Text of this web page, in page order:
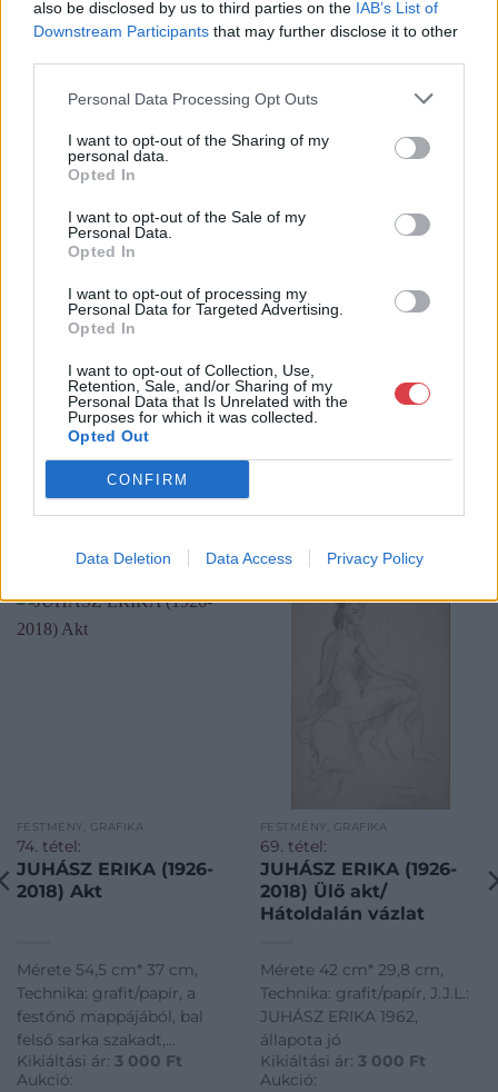
also be disclosed by us to third parties on the IAB’s List of
Downstream Participants that may further disclose it to other
Personal Data Processing Opt Outs
I want to opt-out of the Sharing of my
personal data.
Opted In
I want to opt-out of the Sale of my
Personal Data.
Opted In
I want to opt-out of processing my
Personal Data for Targeted Advertising.
Opted In
I want to opt-out of Collection, Use,
Retention, Sale, and/or Sharing of my
Personal Data that Is Unrelated with the
Purposes for which it was collected.
Opted Out
CONFIRM
Data Deletion Data Access Privacy Policy
9400
http://www.amordelarte.hu
Bemutatkozás: A cég főtevékenysége minden olyan
tevékenység, mely kapcsolatban áll a festmények és műtárgyak
értékbecslésével és online aukciók szervezésével és
lebonyolításával. A weboldalon elérhetőek a cég által kínált
festmények, és egy online aukciós felület is, mely által bárki
vegyen a cég online aukcióin.
KAPCSOLÓDÓ MŰTÁRGYAK
FESTMÉNY, GRAFIKA
74. tétel:
JUHÁSZ ERIKA (1926-
2018) Akt
Mérete 54,5 cm* 37 cm,
Technika: grafit/papír, a
festőnő mappájából, bal
felső sarka szakadt,
hullámos
Kikiáltási ár: 3 000 Ft
Aukció:
FESTMÉNY, GRAFIKA
69. tétel:
JUHÁSZ ERIKA (1926-
2018) Ülő akt/
Hátoldalán vázlat
Mérete 42 cm* 29,8 cm,
Technika: grafit/papír, J.J.L.:
JUHÁSZ ERIKA 1962,
állapota jó
Kikiáltási ár: 3 000 Ft
Aukció: